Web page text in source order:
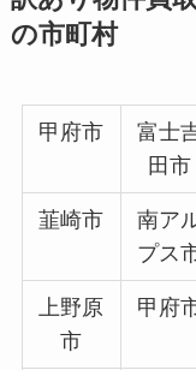
の市町村
甲府市
富士
田市
韮崎市
南ア
プス
上野原
市
甲府